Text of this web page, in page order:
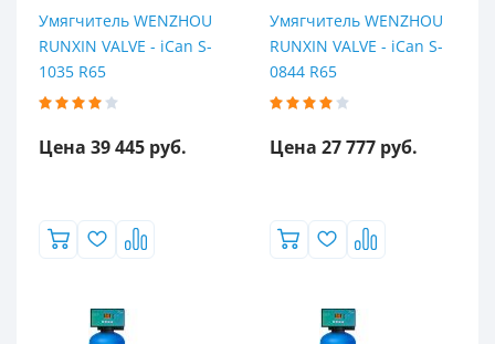
4
5
Умягчитель WENZHOU
RUNXIN VALVE - iCan S-
1035 R65
Цена 39 445 руб.
Умягчитель WENZHOU
RUNXIN VALVE - iCan S-
0844 R65
Цена 27 777 руб.